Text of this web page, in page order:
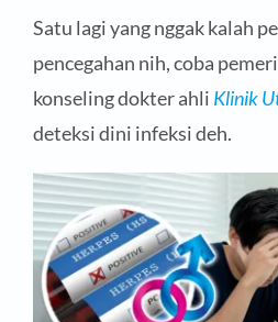
Satu lagi yang nggak kalah
pencegahan nih, coba
konseling dokter ahli Klinik
deteksi dini infeksi deh.